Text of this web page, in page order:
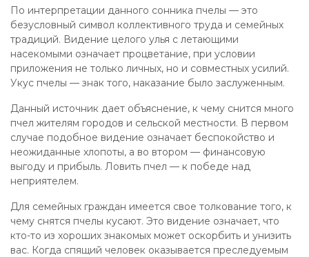
По интерпретации данного сонника пчелы — это
безусловный символ коллективного труда и семейных
традиций. Видение целого улья с летающими
насекомыми означает процветание, при условии
приложения не только личных, но и совместных усилий.
Укус пчелы — знак того, наказание было заслуженным.
Данный источник дает объяснение, к чему снится много
пчел жителям городов и сельской местности. В первом
случае подобное видение означает беспокойство и
неожиданные хлопоты, а во втором — финансовую
выгоду и прибыль. Ловить пчел — к победе над
неприятелем.
Для семейных граждан имеется свое толкование того, к
чему снятся пчелы кусают. Это видение означает, что
кто-то из хороших знакомых может оскорбить и унизить
вас. Когда спящий человек оказывается преследуемым